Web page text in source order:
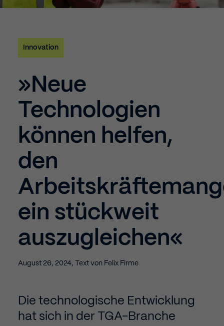
Innovation
»Neue
Technologien
können helfen,
den
ein stückweit
auszugleichen«
August 26, 2024, Text von Felix Firme
Die technologische Entwicklung
hat sich in der TGA-Branche